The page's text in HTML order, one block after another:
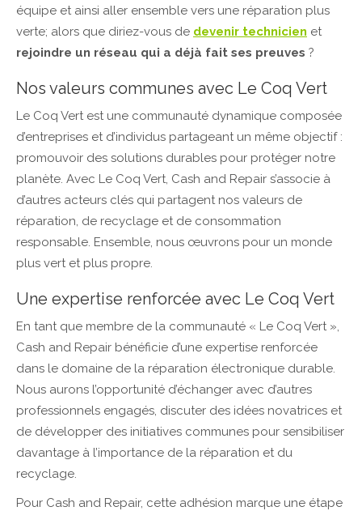
équipe et ainsi aller ensemble vers une réparation plus
verte; alors que diriez-vous de devenir technicien et
rejoindre un réseau qui a déjà fait ses preuves ?
Nos valeurs communes avec Le Coq Vert
Le Coq Vert est une communauté dynamique composée
d’entreprises et d’individus partageant un même objectif :
promouvoir des solutions durables pour protéger notre
planète. Avec Le Coq Vert, Cash and Repair s’associe à
d’autres acteurs clés qui partagent nos valeurs de
réparation, de recyclage et de consommation
responsable. Ensemble, nous œuvrons pour un monde
plus vert et plus propre.
Une expertise renforcée avec Le Coq Vert
En tant que membre de la communauté « Le Coq Vert »,
Cash and Repair bénéficie d’une expertise renforcée
dans le domaine de la réparation électronique durable.
Nous aurons l’opportunité d’échanger avec d’autres
professionnels engagés, discuter des idées novatrices et
de développer des initiatives communes pour sensibiliser
davantage à l’importance de la réparation et du
recyclage.
Pour Cash and Repair, cette adhésion marque une étape